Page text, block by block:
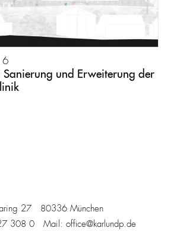
Sanierung und Erweiterung der
27 80336 München
308 0 Mail: office@karlundp.de